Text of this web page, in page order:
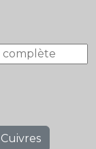
Cuivres